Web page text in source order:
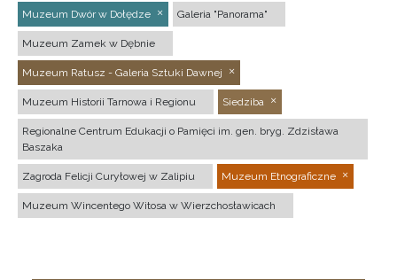
Muzeum Dwór w Dołędze Galeria "Panorama"
Muzeum Zamek w Dębnie
Muzeum Ratusz - Galeria Sztuki Dawnej
Muzeum Historii Tarnowa i Regionu Siedziba
Regionalne Centrum Edukacji o Pamięci im. gen. bryg. Zdzisława
Baszaka
Zagroda Felicji Curyłowej w Zalipiu Muzeum Etnograficzne
Muzeum Wincentego Witosa w Wierzchosławicach